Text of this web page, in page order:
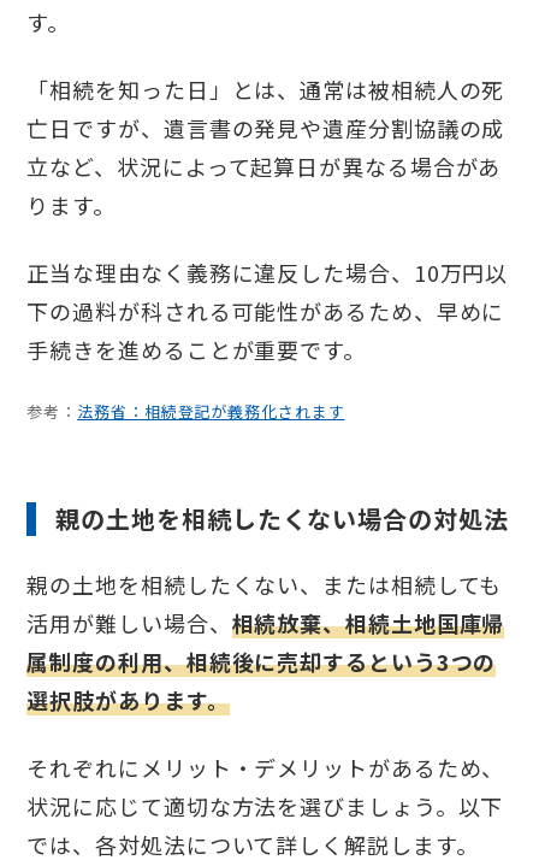
す。
「相続を知った日」とは、通常は被相続人の死
亡日ですが、遺言書の発見や遺産分割協議の成
立など、状況によって起算日が異なる場合があ
ります。
正当な理由なく義務に違反した場合、10万円以
下の過料が科される可能性があるため、早めに
手続きを進めることが重要です。
参考： 法務省：相続登記が義務化されます
親の土地を相続したくない場合の対処法
親の土地を相続したくない、または相続しても
活用が難しい場合、 相続放棄、相続土地国庫帰
属制度の利用、相続後に売却するという3つの
選択肢があります。
それぞれにメリット・デメリットがあるため、
状況に応じて適切な方法を選びましょう。以下
では、各対処法について詳しく解説します。